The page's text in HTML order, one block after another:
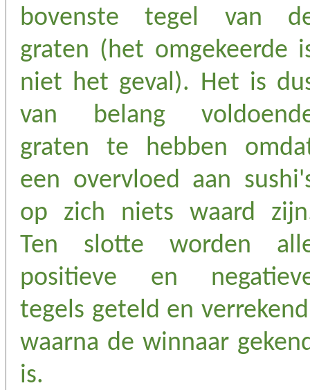
bovenste tegel van
graten (het omgekeerde
niet het geval). Het is
van belang
graten te hebben
een overvloed aan
op zich niets waard
Ten slotte worden
positieve en
tegels geteld en
waarna de winnaar
is.